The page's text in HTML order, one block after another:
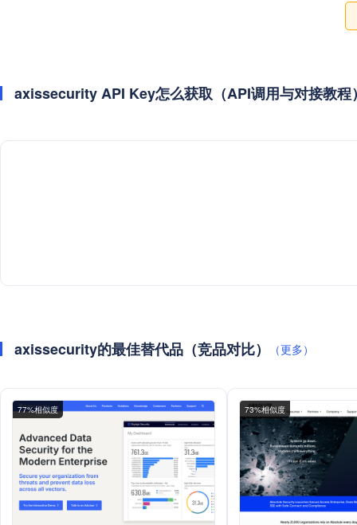
axissecurity API Key怎么获取（API调用与对接教程
axissecurity的最佳替代品（竞品对比） （更多）
77%相似度 73%相似度